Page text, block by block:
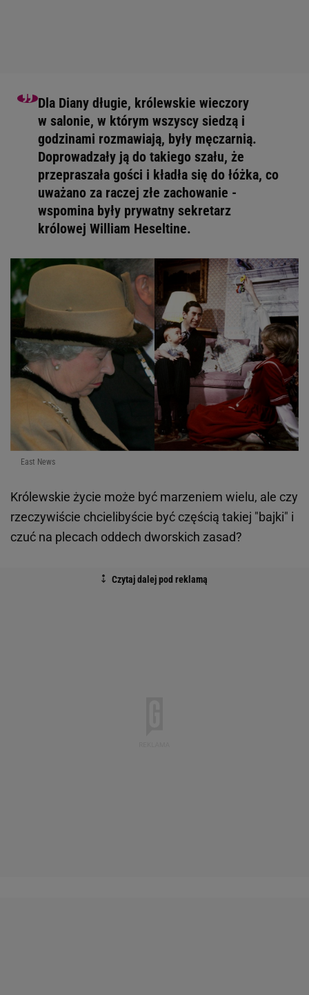
Dla Diany długie, królewskie wieczory
w salonie, w którym wszyscy siedzą i
godzinami rozmawiają, były męczarnią.
Doprowadzały ją do takiego szału, że
przepraszała gości i kładła się do łóżka, co
uważano za raczej złe zachowanie -
wspomina były prywatny sekretarz
królowej William Heseltine.
East News
Królewskie życie może być marzeniem wielu, ale czy
rzeczywiście chcielibyście być częścią takiej "bajki" i
czuć na plecach oddech dworskich zasad?